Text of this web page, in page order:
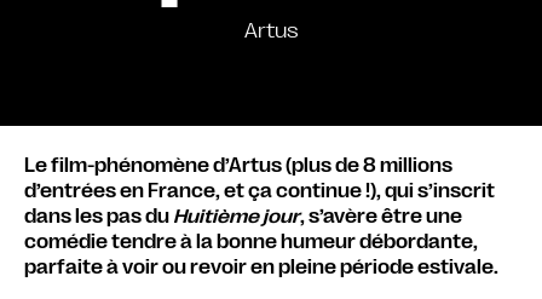
Artus
Le film-phénomène d’Artus (plus de 8 millions
d’entrées en France, et ça continue !), qui s’inscrit
dans les pas du Huitième jour, s’avère être une
comédie tendre à la bonne humeur débordante,
parfaite à voir ou revoir en pleine période estivale.